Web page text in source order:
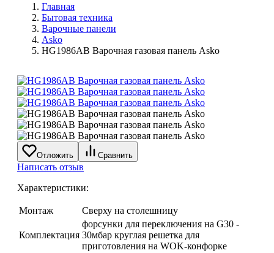
Главная
Бытовая техника
Варочные панели
Asko
HG1986AB Варочная газовая панель Asko
Отложить Сравнить
Написать отзыв
Характеристики:
Монтаж Сверху на столешницу
Комплектация
форсунки для переключения на G30 -
30мбар круглая решетка для
приготовления на WOK-конфорке